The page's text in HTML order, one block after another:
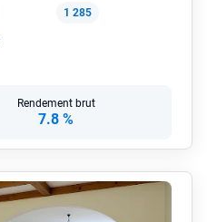
1 285
Rendement brut
7.8 %